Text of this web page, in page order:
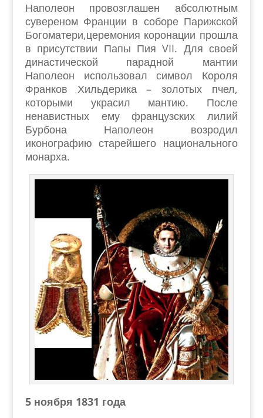
Наполеон провозглашен абсолютным
сувереном Франции в соборе Парижской
Богоматери,церемония коронации прошла
в присутствии Папы Пия VII. Для своей
династической парадной мантии
Наполеон использовал символ Короля
Франков Хильдерика – золотых пчел,
которыми украсил мантию. После
ненавистных ему французских лилий
Бурбона Наполеон возродил
иконографию старейшего национального
монарха.
5 ноября 1831 года